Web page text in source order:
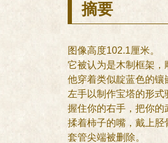
摘要
图像高度102.1厘米。
它被认为是木制框架，
他穿着类似靛蓝色的镶
左手以制作宝塔的形式
握住你的右手，把你的
揉着柿子的嘴，戴上胫
套管尖端被删除。